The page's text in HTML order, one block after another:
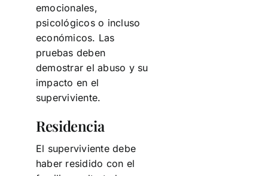
emocionales,
psicológicos o incluso
económicos. Las
pruebas deben
demostrar el abuso y su
impacto en el
superviviente.
Residencia
El superviviente debe
haber residido con el